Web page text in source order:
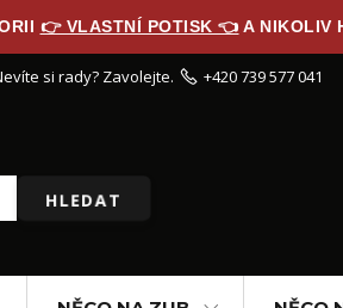
👉 VLASTNÍ POTISK 👈 A NIKOLIV
HLEDAT
si rady? Zavolejte. +420 739 577 041